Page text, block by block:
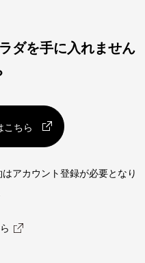
ダを手に入れません
こちら
アカウント登録が必要となり